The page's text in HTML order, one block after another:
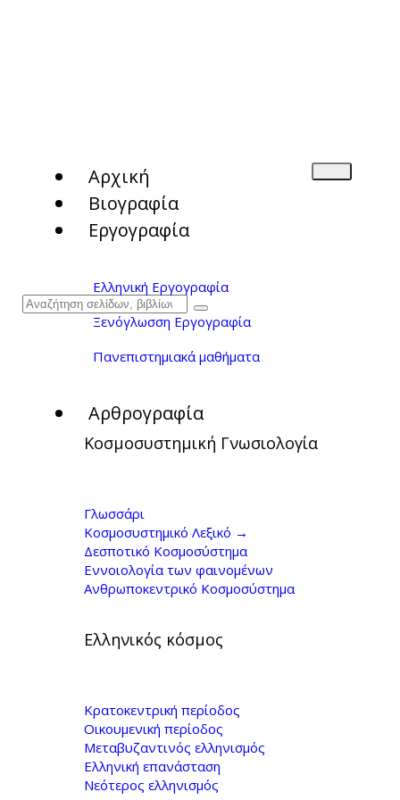
Αρχική
Βιογραφία
Εργογραφία
Ελληνική Εργογραφία
Ξενόγλωσση Εργογραφία
Πανεπιστημιακά μαθήματα
Αρθρογραφία
Κοσμοσυστημική Γνωσιολογία
Γλωσσάρι
Κοσμοσυστημικό Λεξικό →
Δεσποτικό Κοσμοσύστημα
Εννοιολογία των φαινομένων
Ανθρωποκεντρικό Κοσμοσύστημα
Ελληνικός κόσμος
Κρατοκεντρική περίοδος
Οικουμενική περίοδος
Μεταβυζαντινός ελληνισμός
Ελληνική επανάσταση
Νεότερος ελληνισμός
Τι είναι και τι δεν
είναι δημοκρατία;
Με τον Γιώργο
Κοντογιώργη